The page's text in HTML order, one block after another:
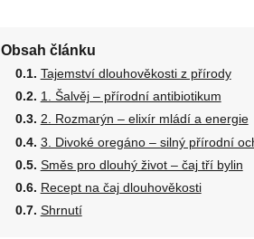
Obsah článku
Tajemství dlouhověkosti z přírody
1. Šalvěj – přírodní antibiotikum
2. Rozmarýn – elixír mládí a energie
3. Divoké oregáno – silný přírodní
Směs pro dlouhý život – čaj tří bylin
Recept na čaj dlouhověkosti
Shrnutí